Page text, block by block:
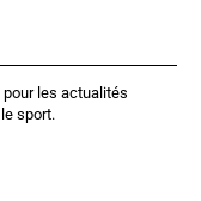
les actualités
sport.